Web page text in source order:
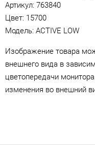
Артикул: 763840
Цвет: 15700
Модель: ACTIVE LOW
Изображение товара
внешнего вида в
цветопередачи
изменения во внешний